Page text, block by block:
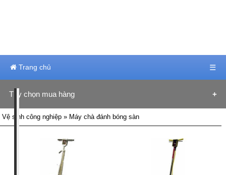
Trang chủ ☰
Tùy chọn mua hàng
Hãng sản xuất
NSS (4) Taski (2)
Chưa có
giá (3)
Vệ sinh công nghiệp » Máy chà đánh bóng sàn